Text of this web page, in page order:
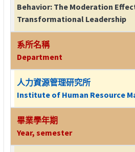
Behavior: The Moderation
Transformational Leadership
系所名稱
Department
人力資源管理研究所
Institute of Human Resource
畢業學年期
Year, semester